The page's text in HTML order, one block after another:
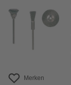
Merken